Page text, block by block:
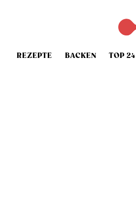
REZEPTE BACKEN TOP 24